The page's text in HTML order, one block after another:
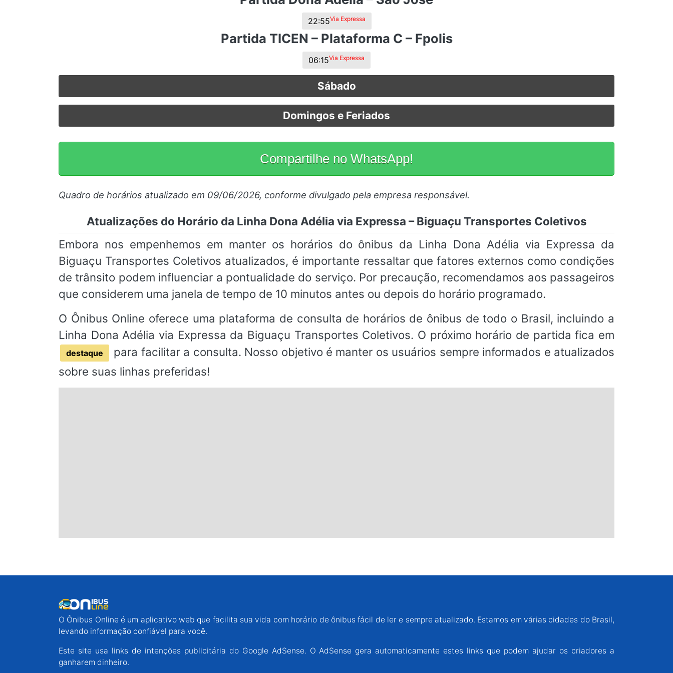
22:55Via Expressa
Partida TICEN – Plataforma C – Fpolis
06:15Via Expressa
Sábado
Domingos e Feriados
Compartilhe no WhatsApp!
Quadro de horários atualizado em 09/06/2026, conforme divulgado pela empresa responsável.
Atualizações do Horário da Linha Dona Adélia via Expressa – Biguaçu Transportes Coletivos
Embora nos empenhemos em manter os horários do ônibus da Linha Dona Adélia via Expressa da
Biguaçu Transportes Coletivos atualizados, é importante ressaltar que fatores externos como condições
de trânsito podem influenciar a pontualidade do serviço. Por precaução, recomendamos aos passageiros
que considerem uma janela de tempo de 10 minutos antes ou depois do horário programado.
O Ônibus Online oferece uma plataforma de consulta de horários de ônibus de todo o Brasil, incluindo a
Linha Dona Adélia via Expressa da Biguaçu Transportes Coletivos. O próximo horário de partida fica em
destaque
para facilitar a consulta. Nosso objetivo é manter os usuários sempre informados e atualizados
sobre suas linhas preferidas!
O Ônibus Online é um aplicativo web que facilita sua vida com horário de ônibus fácil de ler e sempre atualizado. Estamos em várias cidades do Brasil,
levando informação confiável para você.
Este site usa links de intenções publicitária do Google AdSense. O AdSense gera automaticamente estes links que podem ajudar os criadores a
ganharem dinheiro.